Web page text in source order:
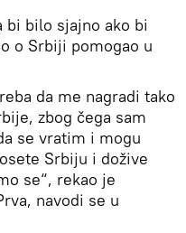
bi bilo sjajno ako bi
o Srbiji pomogao u
da me nagradi tako
zbog čega sam
se vratim i mogu
Srbiju i dožive
se“, rekao je
navodi se u